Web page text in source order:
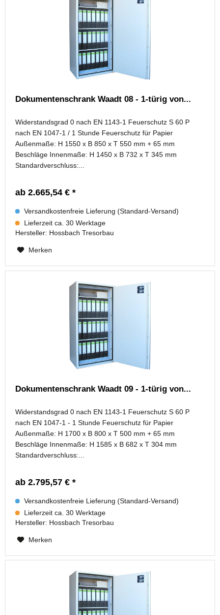
Dokumentenschrank Waadt 08 - 1-türig von...
Widerstandsgrad 0 nach EN 1143-1 Feuerschutz S 60 P
nach EN 1047-1 / 1 Stunde Feuerschutz für Papier
Außenmaße: H 1550 x B 850 x T 550 mm + 65 mm
Beschläge Innenmaße: H 1450 x B 732 x T 345 mm
Standardverschluss:...
ab 2.665,54 € *
Versandkostenfreie Lieferung (Standard-Versand)
Lieferzeit ca. 30 Werktage
Hersteller: Hossbach Tresorbau
Merken
Dokumentenschrank Waadt 09 - 1-türig von...
Widerstandsgrad 0 nach EN 1143-1 Feuerschutz S 60 P
nach EN 1047-1 - 1 Stunde Feuerschutz für Papier
Außenmaße: H 1700 x B 800 x T 500 mm + 65 mm
Beschläge Innenmaße: H 1585 x B 682 x T 304 mm
Standardverschluss:...
ab 2.795,57 € *
Versandkostenfreie Lieferung (Standard-Versand)
Lieferzeit ca. 30 Werktage
Hersteller: Hossbach Tresorbau
Merken